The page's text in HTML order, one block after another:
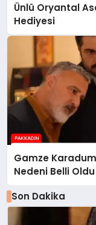
Ünlü Oryantal
Hediyesi
Gamze
Nedeni Belli Oldu
Son Dakika